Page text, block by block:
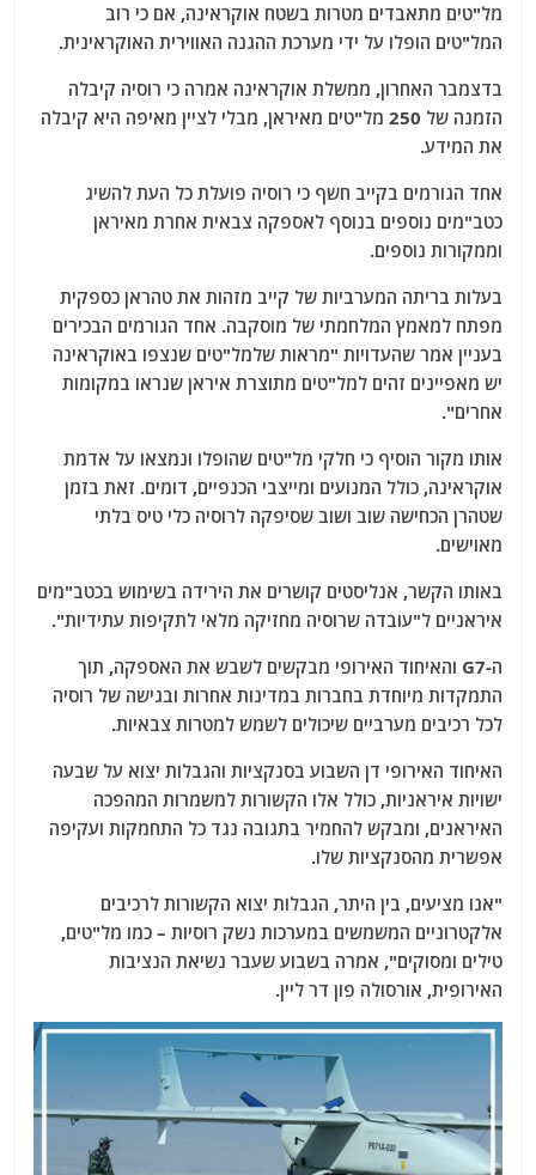
מל"טים מתאבדים מטרות בשטח אוקראינה, אם כי רוב
המל"טים הופלו על ידי מערכת ההגנה האווירית האוקראינית.
בדצמבר האחרון, ממשלת אוקראינה אמרה כי רוסיה קיבלה
הזמנה של 250 מל"טים מאיראן, מבלי לציין מאיפה היא קיבלה
את המידע.
אחד הגורמים בקייב חשף כי רוסיה פועלת כל העת להשיג
כטב"מים נוספים בנוסף לאספקה ​​צבאית אחרת מאיראן
וממקורות נוספים.
בעלות בריתה המערביות של קייב מזהות את טהראן כספקית
מפתח למאמץ המלחמתי של מוסקבה. אחד הגורמים הבכירים
בעניין אמר שהעדויות "מראות שלמל"טים שנצפו באוקראינה
יש מאפיינים זהים למל"טים מתוצרת איראן שנראו במקומות
אחרים".
אותו מקור הוסיף כי חלקי מל"טים שהופלו ונמצאו על אדמת
אוקראינה, כולל המנועים ומייצבי הכנפיים, דומים. זאת בזמן
שטהרן הכחישה שוב ושוב שסיפקה לרוסיה כלי טיס בלתי
מאוישים.
באותו הקשר, אנליסטים קושרים את הירידה בשימוש בכטב"מים
איראניים ל"עובדה שרוסיה מחזיקה מלאי לתקיפות עתידיות".
ה-G7 והאיחוד האירופי מבקשים לשבש את האספקה, תוך
התמקדות מיוחדת בחברות במדינות אחרות ובגישה של רוסיה
לכל רכיבים מערביים שיכולים לשמש למטרות צבאיות.
האיחוד האירופי דן השבוע בסנקציות והגבלות יצוא על שבעה
ישויות איראניות, כולל אלו הקשורות למשמרות המהפכה
האיראנים, ומבקש להחמיר בתגובה נגד כל התחמקות ועקיפה
אפשרית מהסנקציות שלו.
"אנו מציעים, בין היתר, הגבלות יצוא הקשורות לרכיבים
אלקטרוניים המשמשים במערכות נשק רוסיות – כמו מל"טים,
טילים ומסוקים", אמרה בשבוע שעבר נשיאת הנציבות
האירופית, אורסולה פון דר ליין.